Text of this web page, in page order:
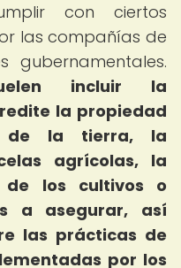
con ciertos
las compañías de
gubernamentales.
incluir la
la propiedad
de la tierra, la
agrícolas, la
de los cultivos o
a asegurar, así
las prácticas de
por los